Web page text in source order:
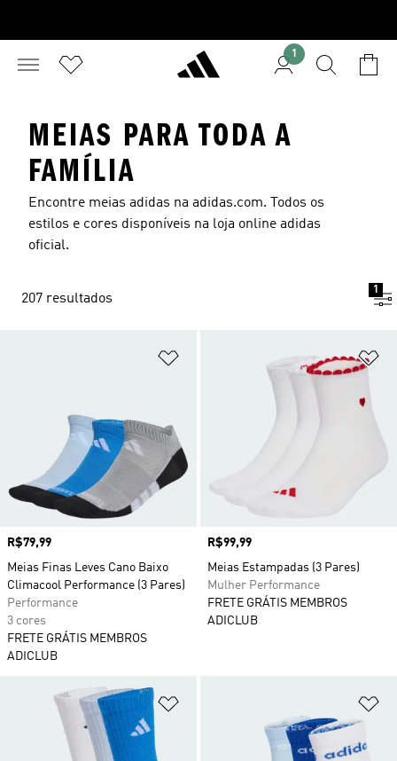
1
MEIAS PARA TODA A
FAMÍLIA
Encontre meias adidas na adidas.com. Todos os
estilos e cores disponíveis na loja online adidas
oficial.
207 resultados
1
Adicionar à Lista de Desejos
Preço
R$79,99
Meias Finas Leves Cano Baixo
Climacool Performance (3 Pares)
Performance
3 cores
FRETE GRÁTIS MEMBROS
ADICLUB
Preço
R$99,99
Meias Estampadas (3 Pares)
Mulher Performance
FRETE GRÁTIS MEMBROS
ADICLUB